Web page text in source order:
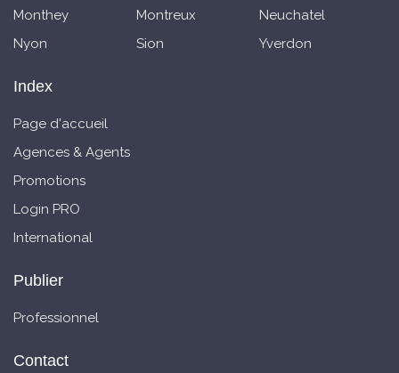
Monthey
Montreux
Neuchatel
Nyon
Sion Yverdon
Index
Page d'accueil
Agences & Agents
Promotions
Login PRO
International
Publier
Professionnel
Contact